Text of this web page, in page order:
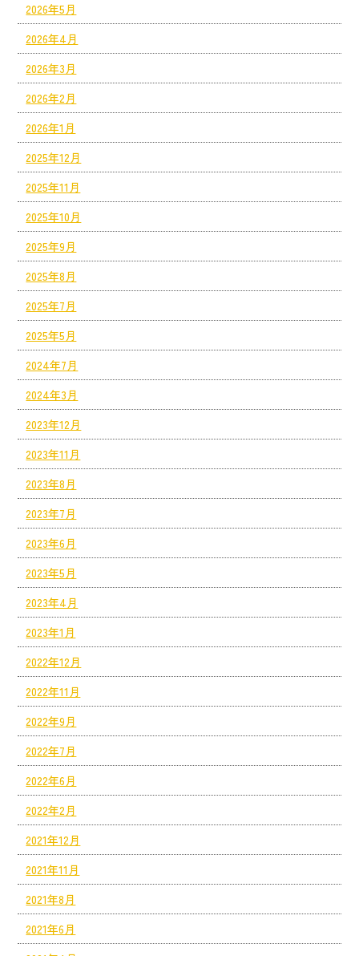
2026年5月
2026年4月
2026年3月
2026年2月
2026年1月
2025年12月
2025年11月
2025年10月
2025年9月
2025年8月
2025年7月
2025年5月
2024年7月
2024年3月
2023年12月
2023年11月
2023年8月
2023年7月
2023年6月
2023年5月
2023年4月
2023年1月
2022年12月
2022年11月
2022年9月
2022年7月
2022年6月
2022年2月
2021年12月
2021年11月
2021年8月
2021年6月